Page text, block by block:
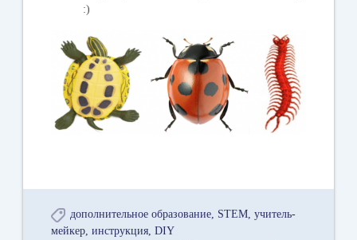
:)
дополнительное образование STEM учитель-
мейкер инструкция DIY